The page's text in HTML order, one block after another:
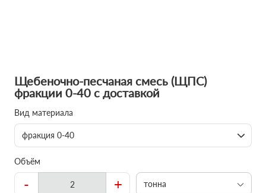
Щебеночно-песчаная смесь (ЩПС)
фракции 0-40 с доставкой
Вид материала
фракция 0-40
Объём
- + тонна